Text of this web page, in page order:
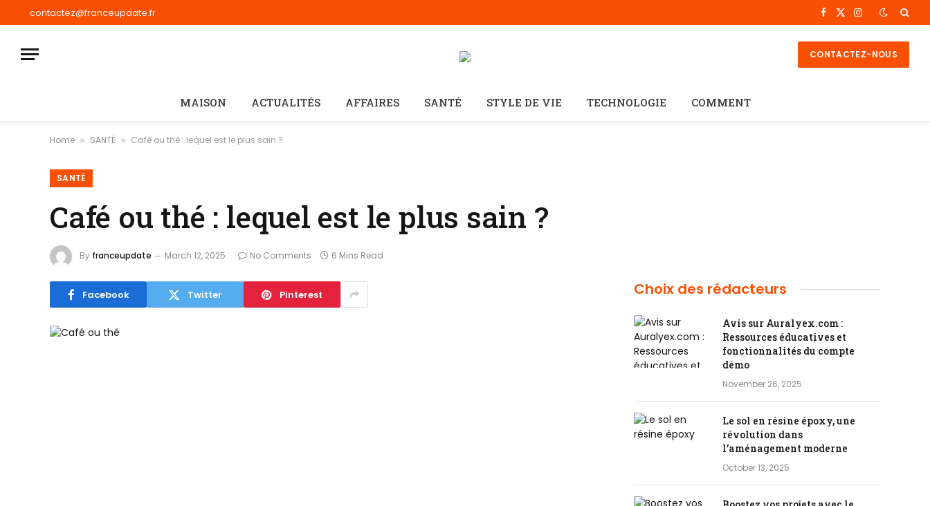
contactez@franceupdate.fr Facebook
X
Instagram
CONTACTEZ-NOUS
MAISON ACTUALITÉS AFFAIRES SANTÉ STYLE DE VIE TECHNOLOGIE COMMENT
Home » SANTÉ » Café ou thé : lequel est le plus sain ?
SANTÉ
Café ou thé : lequel est le plus sain ?
By franceupdate March 12, 2025 No Comments 6 Mins Read
Facebook Twitter Pinterest Choix des rédacteurs
Avis sur Auralyex.com :
Ressources éducatives et
fonctionnalités du compte
démo
November 26, 2025
Le sol en résine époxy, une
révolution dans
l’aménagement moderne
October 13, 2025